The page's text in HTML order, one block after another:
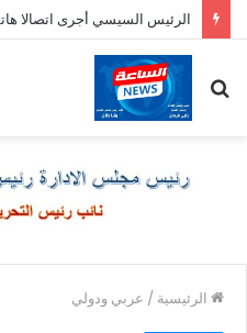
الرئيس السيسي أجرى اتصالا
عن
الرئيسية / عربي ودولي